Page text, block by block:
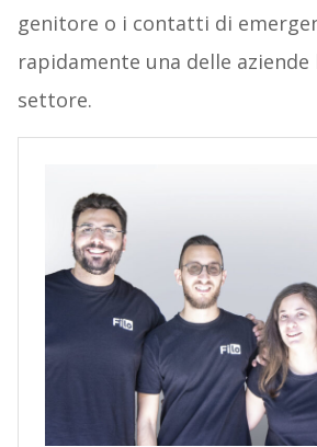
genitore o i contatti di
rapidamente una delle aziende
settore.